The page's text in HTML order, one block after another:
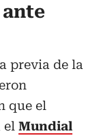
previa de la
que el
el Mundial